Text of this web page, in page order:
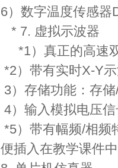
6）数字温度传感器
* 7. 虚拟示波器
*1）真正的高速
*2）带有实时X-Y
3）存储功能：存
4）输入模拟电压
*5）带有幅频/相频
便插入在教学课件